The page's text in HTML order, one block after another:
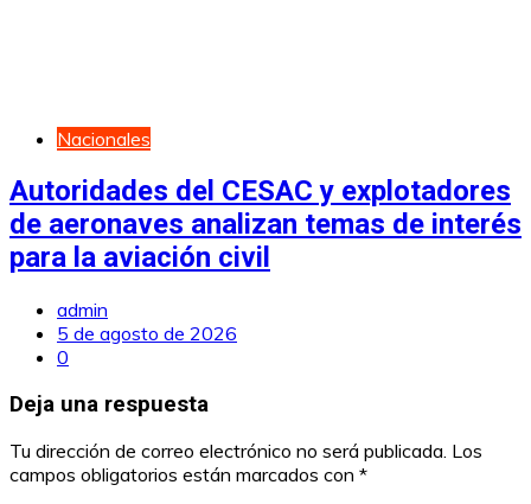
Nacionales
Autoridades del CESAC y explotadores
de aeronaves analizan temas de interés
para la aviación civil
admin
5 de agosto de 2026
0
Deja una respuesta
Tu dirección de correo electrónico no será publicada. Los
campos obligatorios están marcados con *